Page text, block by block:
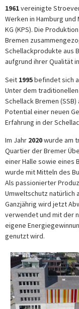
1961vereinigte
Werken in Hamburg
KG (KPS). Die
Bremen
Schellackprodukte aus
aufgrund ihrer Qualität
Seit 1995befindet sich
Unter dem
Schellack Bremen
Potential einer neuen
Erfahrung in der
Im Jahr 2020wurde am
Quartier der Bremer
einer Halle sowie eines
wurde mit Mitteln des
Als passionierter
Umweltschutz natürlich
Ganzjährig wird jetzt
verwendet und mit der
eigene
genutzt wird.